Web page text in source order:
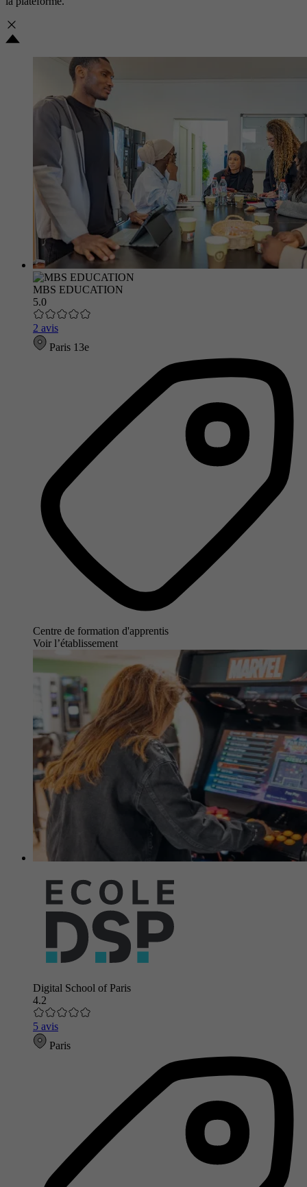
MBS EDUCATION
5.0
2 avis
Paris 13e
Centre de formation d'apprentis
Voir l’établissement
Digital School of Paris
4.2
5 avis
Paris